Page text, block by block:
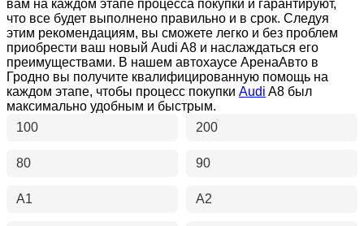
вам на каждом этапе процесса покупки и гарантируют,
что все будет выполнено правильно и в срок. Следуя
этим рекомендациям, вы сможете легко и без проблем
приобрести ваш новый Audi A8 и наслаждаться его
преимуществами. В нашем автохаусе АренаАвто в
Гродно вы получите квалифицированную помощь на
каждом этапе, чтобы процесс покупки Audi A8 был
максимально удобным и быстрым.
100
200
80 90
A1 A2